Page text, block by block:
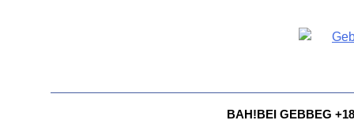
BAH!BEI GEBBEG +18